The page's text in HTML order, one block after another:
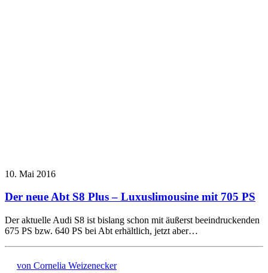
10. Mai 2016
Der neue Abt S8 Plus – Luxuslimousine mit 705 PS
Der aktuelle Audi S8 ist bislang schon mit äußerst beeindruckenden
675 PS bzw. 640 PS bei Abt erhältlich, jetzt aber…
von Cornelia Weizenecker